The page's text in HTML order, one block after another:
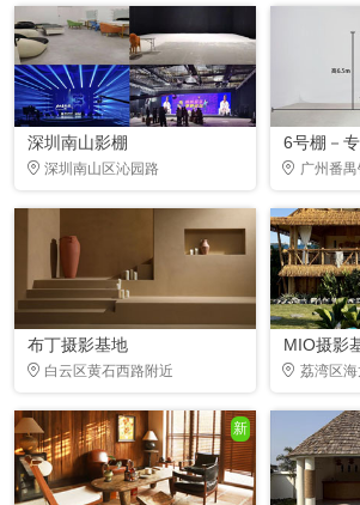
深圳南山影棚
深圳南山区沁园路
6号棚－
广州番
布丁摄影基地
白云区黄石西路附近
MIO摄影
荔湾区
新